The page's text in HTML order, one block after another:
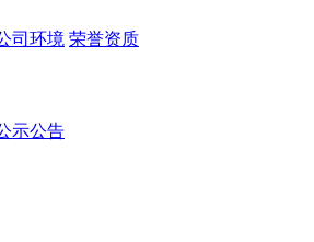
司环境 荣誉资质
示公告